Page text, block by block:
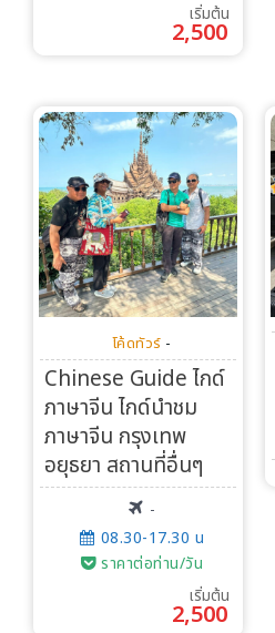
เริ่มต้น
2,500
โค้ดทัวร์ -
Chinese Guide ไกด์
ภาษาจีน ไกด์นำชม
ภาษาจีน กรุงเทพ
อยุธยา สถานที่อื่นๆ
-
08.30-17.30 น
ราคาต่อท่าน/วัน
เริ่มต้น
2,500